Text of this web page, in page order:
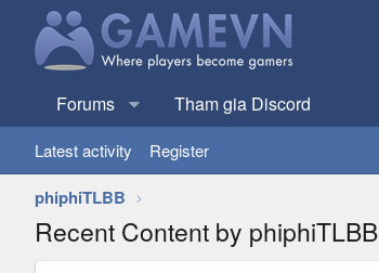
Forums Tham gia Discord
Latest activity Register
phiphiTLBB
Recent Content by phiphiTLBB